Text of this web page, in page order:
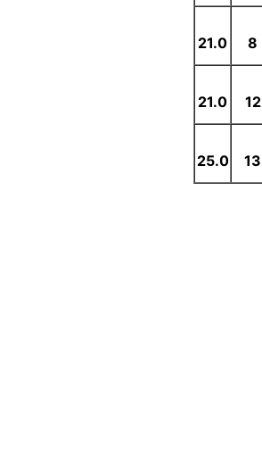
8
21.0
12
21.0
13
25.0